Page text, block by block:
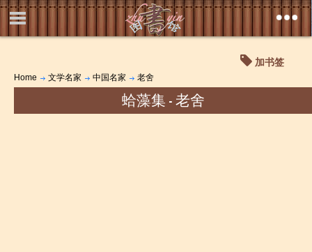
加书签
Home 文学名家 中国名家 老舍
蛤藻集 - 老舍